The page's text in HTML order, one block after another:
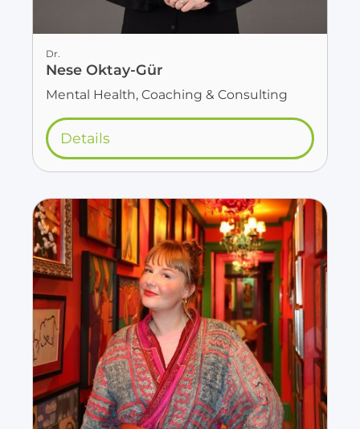
Dr.
Nese Oktay-Gür
Mental Health, Coaching & Consulting
Details